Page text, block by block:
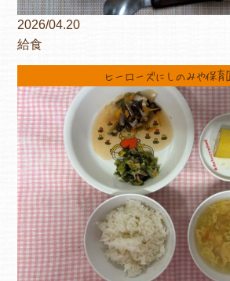
2026/04.20
給食
ヒーローズにしのみや保育